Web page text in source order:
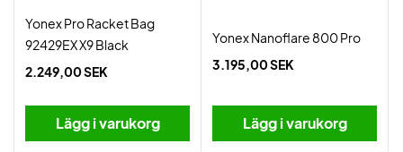
Yonex Pro Racket Bag
92429EX X9 Black
2.249,00 SEK
Lägg i varukorg
Yonex Nanoflare 800 Pro
3.195,00 SEK
Lägg i varukorg